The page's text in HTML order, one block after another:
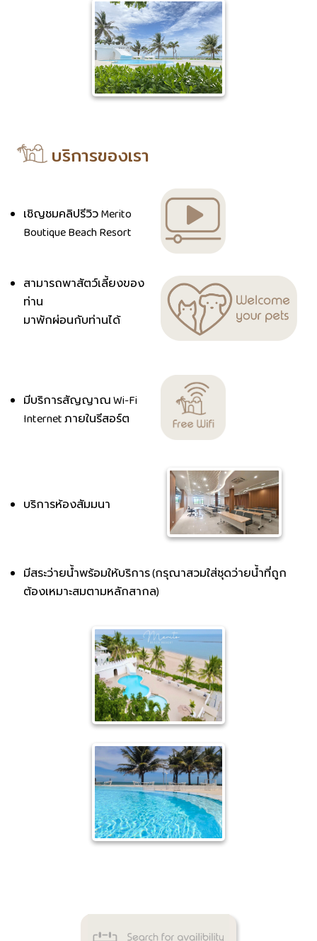
บริการของเรา
เชิญชมคลิปรีวิว Merito
Boutique Beach Resort
สามารถพาสัตว์เลี้ยงของ
ท่าน
มาพักผ่อนกับท่านได้
มีบริการสัญญาณ Wi-Fi
Internet ภายในรีสอร์ต
บริการห้องสัมมนา
มีสระว่ายน้ำพร้อมให้บริการ (กรุณาสวมใส่ชุดว่ายน้ำที่ถูก
ต้องเหมาะสมตามหลักสากล)